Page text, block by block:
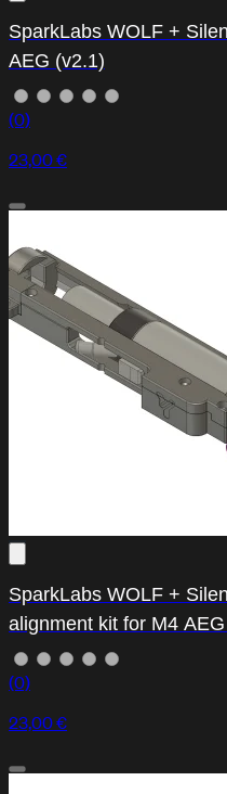
SparkLabs WOLF +
AEG (v2.1)
(0)
23,00 €
SparkLabs WOLF +
alignment kit for M4
(0)
23,00 €